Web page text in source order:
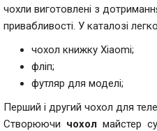
чохли виготовлені з
привабливості. У каталозі
чохол книжку Xiaomi;
фліп;
футляр для моделі;
Перший і другий чохол для
Створюючи чохол майстер